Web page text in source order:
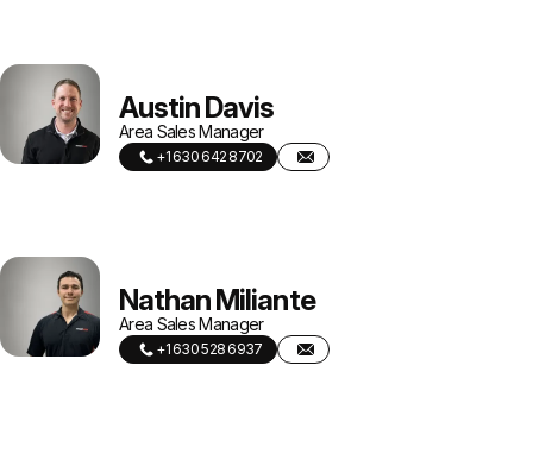
Austin Davis
Area Sales Manager
+1 630 642 8702
Nathan Miliante
Area Sales Manager
+1 630 528 6937